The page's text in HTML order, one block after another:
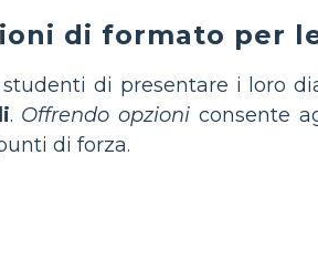
di formato per
di presentare i loro
. Offrendo opzioni consente
di forza.